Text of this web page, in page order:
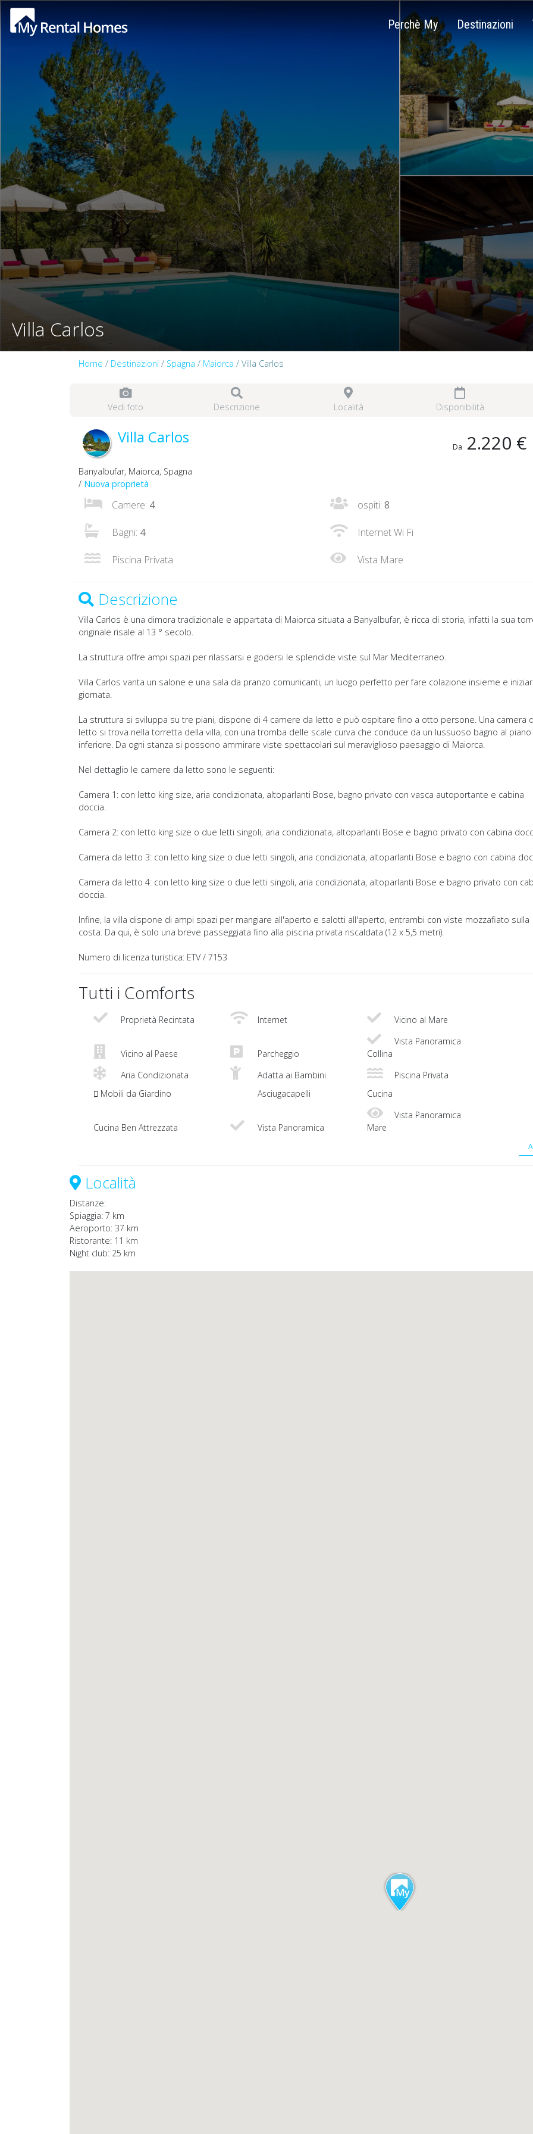
Perchè My Destinazioni
Villa Carlos
Home / Destinazioni / Spagna / Maiorca / Villa Carlos
Vedi foto Descrizione Località Disponibilità
Villa Carlos
Da 2.220 €
Banyalbufar, Maiorca, Spagna
/ Nuova proprietà
Camere: 4 ospiti: 8
Bagni: 4 Internet Wi Fi
Piscina Privata Vista Mare
Descrizione
Villa Carlos è una dimora tradizionale e appartata di Maiorca situata a Banyalbufar, è ricca di storia, infatti la sua
originale risale al 13 ° secolo.
La struttura offre ampi spazi per rilassarsi e godersi le splendide viste sul Mar Mediterraneo.
Villa Carlos vanta un salone e una sala da pranzo comunicanti, un luogo perfetto per fare colazione insieme e
giornata.
La struttura si sviluppa su tre piani, dispone di 4 camere da letto e può ospitare fino a otto persone. Una camera
letto si trova nella torretta della villa, con una tromba delle scale curva che conduce da un lussuoso bagno al piano
inferiore. Da ogni stanza si possono ammirare viste spettacolari sul meraviglioso paesaggio di Maiorca.
Nel dettaglio le camere da letto sono le seguenti:
Camera 1: con letto king size, aria condizionata, altoparlanti Bose, bagno privato con vasca autoportante e cabina
doccia.
Camera 2: con letto king size o due letti singoli, aria condizionata, altoparlanti Bose e bagno privato con cabina
Camera da letto 3: con letto king size o due letti singoli, aria condizionata, altoparlanti Bose e bagno con cabina
Camera da letto 4: con letto king size o due letti singoli, aria condizionata, altoparlanti Bose e bagno privato con
doccia.
Infine, la villa dispone di ampi spazi per mangiare all'aperto e salotti all'aperto, entrambi con viste mozzafiato sulla
costa. Da qui, è solo una breve passeggiata fino alla piscina privata riscaldata (12 x 5,5 metri).
Numero di licenza turistica: ETV / 7153
Tutti i Comforts
Proprietà Recintata Internet Vicino al Mare
Vicino al Paese Parcheggio
Vista Panoramica
Collina
Aria Condizionata
Adatta ai Bambini
Piscina Privata
Mobili da Giardino
Asciugacapelli Cucina
Cucina Ben Attrezzata Vista Panoramica
Vista Panoramica
Mare
Località
Distanze:
Spiaggia: 7 km
Aeroporto: 37 km
Ristorante: 11 km
Night club: 25 km